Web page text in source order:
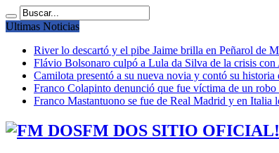
Ultimas Noticias
River lo descartó y el pibe Jaime brilla en Peñarol de
Flávio Bolsonaro culpó a Lula da Silva de la crisis
Camilota presentó a su nueva novia y contó su
Franco Colapinto denunció que fue víctima de un
Franco Mastantuono se fue de Real Madrid y en
FM DOS SITIO OFICIAL!